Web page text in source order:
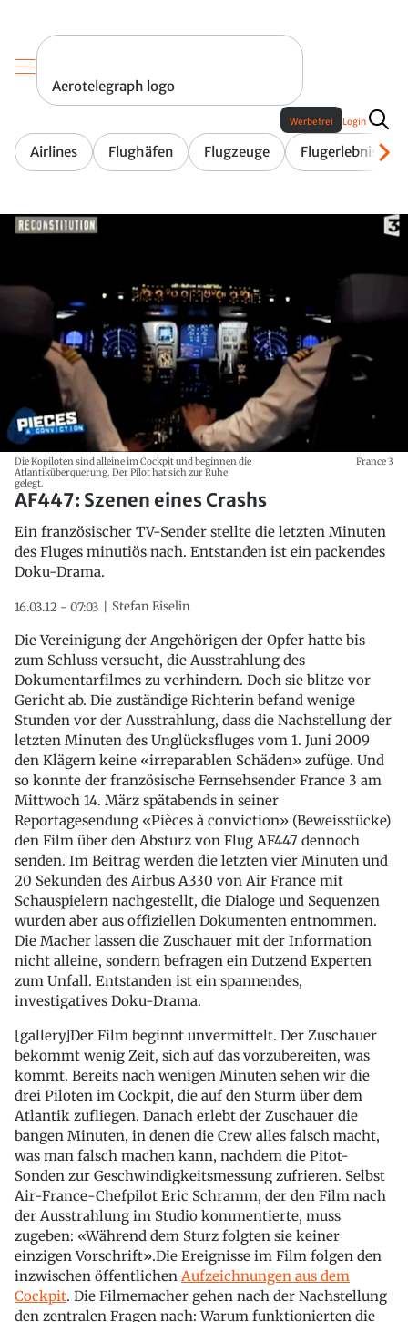
Aerotelegraph logo
Airlines Flughäfen Flugzeuge Flugerlebnis
Werbefrei Login
Die Kopiloten sind alleine im Cockpit und beginnen die
Atlantiküberquerung. Der Pilot hat sich zur Ruhe
gelegt.
France 3
AF447: Szenen eines Crashs
Ein französischer TV-Sender stellte die letzten Minuten
des Fluges minutiös nach. Entstanden ist ein packendes
Doku-Drama.
16.03.12 - 07:03 Stefan Eiselin
Die Vereinigung der Angehörigen der Opfer hatte bis
zum Schluss versucht, die Ausstrahlung des
Dokumentarfilmes zu verhindern. Doch sie blitze vor
Gericht ab. Die zuständige Richterin befand wenige
Stunden vor der Ausstrahlung, dass die Nachstellung der
letzten Minuten des Unglücksfluges vom 1. Juni 2009
den Klägern keine «irreparablen Schäden» zufüge. Und
so konnte der französische Fernsehsender France 3 am
Mittwoch 14. März spätabends in seiner
Reportagesendung «Pièces à conviction» (Beweisstücke)
den Film über den Absturz von Flug AF447 dennoch
senden. Im Beitrag werden die letzten vier Minuten und
20 Sekunden des Airbus A330 von Air France mit
Schauspielern nachgestellt, die Dialoge und Sequenzen
wurden aber aus offiziellen Dokumenten entnommen.
Die Macher lassen die Zuschauer mit der Information
nicht alleine, sondern befragen ein Dutzend Experten
zum Unfall. Entstanden ist ein spannendes,
investigatives Doku-Drama.
[gallery]Der Film beginnt unvermittelt. Der Zuschauer
bekommt wenig Zeit, sich auf das vorzubereiten, was
kommt. Bereits nach wenigen Minuten sehen wir die
drei Piloten im Cockpit, die auf den Sturm über dem
Atlantik zufliegen. Danach erlebt der Zuschauer die
bangen Minuten, in denen die Crew alles falsch macht,
was man falsch machen kann, nachdem die Pitot-
Sonden zur Geschwindigkeitsmessung zufrieren. Selbst
Air-France-Chefpilot Eric Schramm, der den Film nach
der Ausstrahlung im Studio kommentierte, muss
zugeben: «Während dem Sturz folgten sie keiner
einzigen Vorschrift».Die Ereignisse im Film folgen den
inzwischen öffentlichen Aufzeichnungen aus dem
Cockpit. Die Filmemacher gehen nach der Nachstellung
den zentralen Fragen nach: Warum funktionierten die